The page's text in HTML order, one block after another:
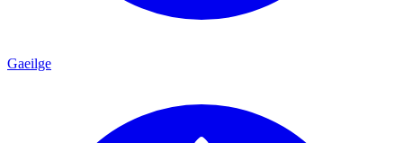
Gaeilge